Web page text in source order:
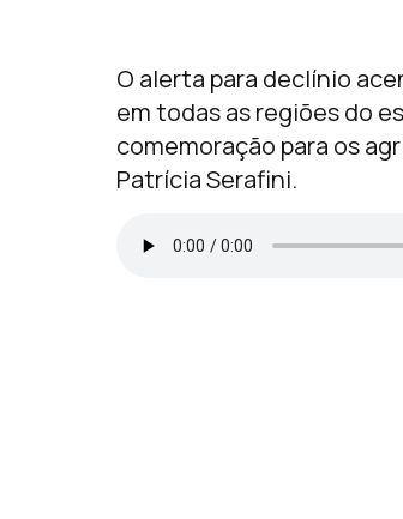
O alerta para declínio
em todas as regiões do
comemoração para os
Patrícia Serafini.